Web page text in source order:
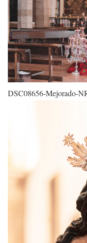
DSC08656-Mejorado-